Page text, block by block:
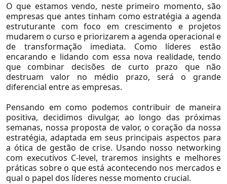
O que estamos vendo, neste primeiro momento, são
empresas que antes tinham como estratégia a agenda
estruturante com foco em crescimento e projetos
mudarem o curso e priorizarem a agenda operacional e
de transformação imediata. Como líderes estão
encarando e lidando com essa nova realidade, tendo
que combinar decisões de curto prazo que não
destruam valor no médio prazo, será o grande
diferencial entre as empresas.
Pensando em como podemos contribuir de maneira
positiva, decidimos divulgar, ao longo das próximas
semanas, nossa proposta de valor, o coração da nossa
estratégia, adaptada em seus principais aspectos para
a ótica de gestão de crise. Usando nosso networking
com executivos C-level, traremos insights e melhores
práticas sobre o que está acontecendo nos mercados e
qual o papel dos líderes nesse momento crucial.